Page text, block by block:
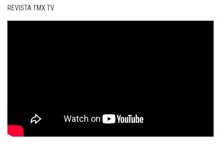
REVISTA TMX TV